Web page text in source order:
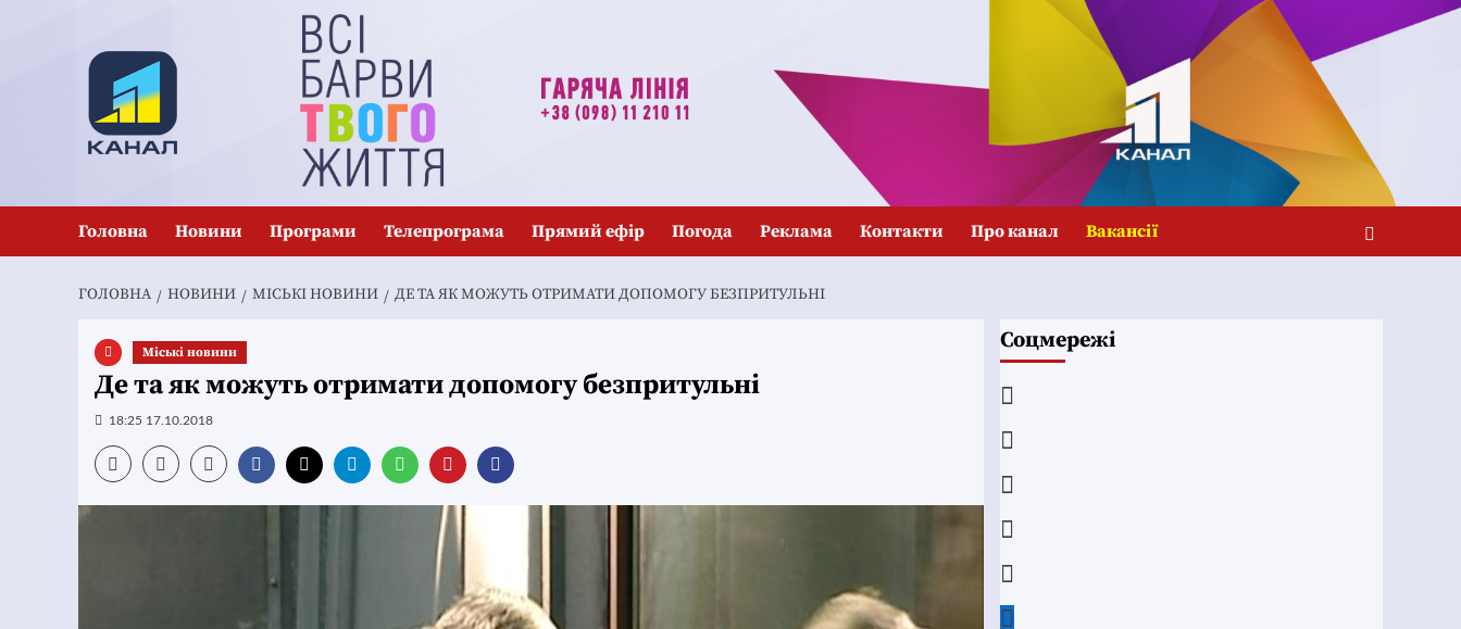
Головна Новини Програми Телепрограма Прямий ефір Погода Реклама Контакти Про канал Вакансії
ГОЛОВНА НОВИНИ MІСЬКІ НОВИНИ ДЕ ТА ЯК МОЖУТЬ ОТРИМАТИ ДОПОМОГУ БЕЗПРИТУЛЬНІ
Mіські новини
Де та як можуть отримати допомогу безпритульні
18:25 17.10.2018
Соцмережі